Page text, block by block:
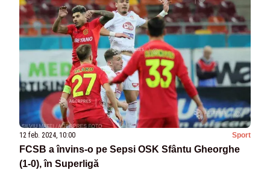
12 feb. 2024, 10:00 Sport
FCSB a învins-o pe Sepsi OSK Sfântu Gheorghe
(1-0), în Superligă